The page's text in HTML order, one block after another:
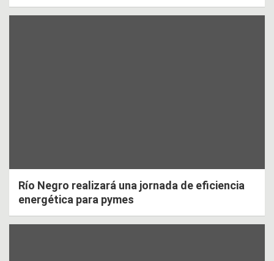
Río Negro realizará una jornada de eficiencia
energética para pymes